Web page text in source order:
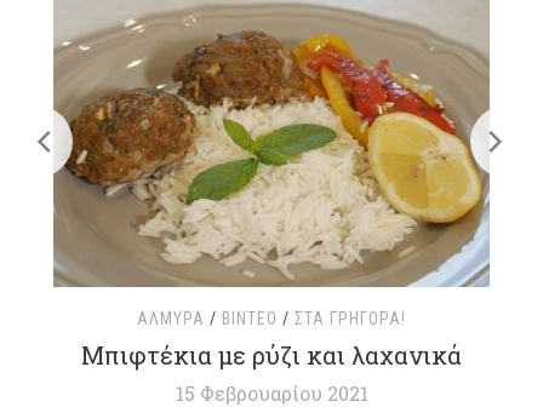
ΑΛΜΥΡΆ / ΒΊΝΤΕΟ / ΣΤΑ ΓΡΉΓΟΡΑ!
Μπιφτέκια με ρύζι και λαχανικά
15 Φεβρουαρίου 2021